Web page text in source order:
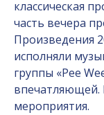
классическая
часть вечера
Произведения
исполняли
группы «Pee
впечатляющей.
мероприятия.